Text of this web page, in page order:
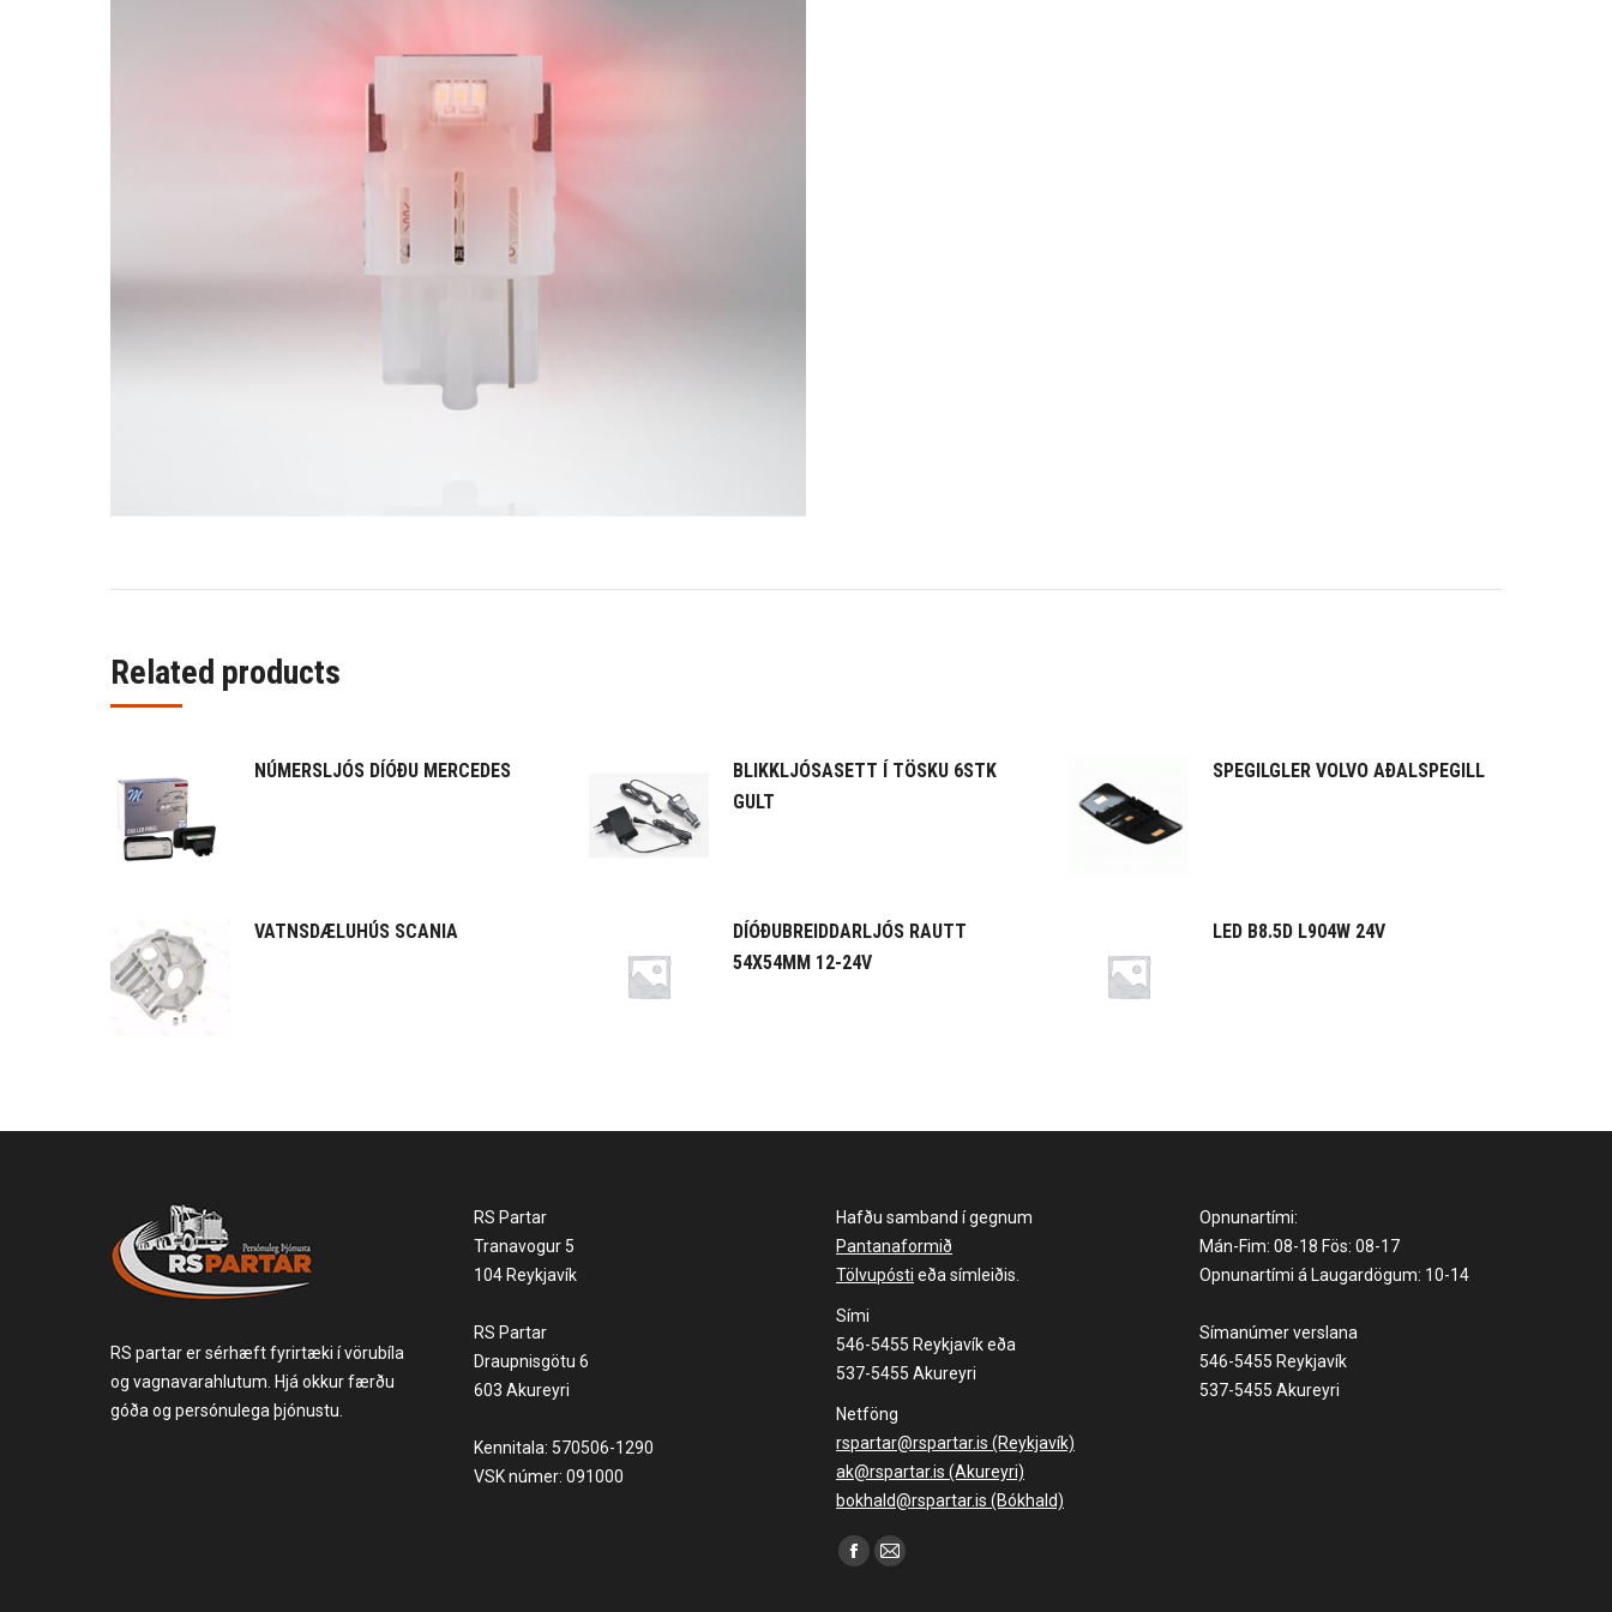
Related products
NÚMERSLJÓS DÍÓÐU MERCEDES
BLIKKLJÓSASETT Í TÖSKU 6STK
GULT
SPEGILGLER VOLVO AÐALSPEGILL
VATNSDÆLUHÚS SCANIA
DÍÓÐUBREIDDARLJÓS RAUTT
54X54MM 12-24V
LED B8.5D L904W 24V
RS partar er sérhæft fyrirtæki í vörubíla
og vagnavarahlutum. Hjá okkur færðu
góða og persónulega þjónustu.
RS Partar
Tranavogur 5
104 Reykjavík
RS Partar
Draupnisgötu 6
603 Akureyri
Kennitala: 570506-1290
VSK númer: 091000
Hafðu samband í gegnum
Pantanaformið
Tölvupósti eða símleiðis.
Sími
546-5455 Reykjavík eða
537-5455 Akureyri
Netföng
rspartar@rspartar.is (Reykjavík)
ak@rspartar.is (Akureyri)
bokhald@rspartar.is (Bókhald)
Find us on:
Facebook
Mail
Opnunartími:
Mán-Fim: 08-18 Fös: 08-17
Opnunartími á Laugardögum: 10-14
Símanúmer verslana
546-5455 Reykjavík
537-5455 Akureyri